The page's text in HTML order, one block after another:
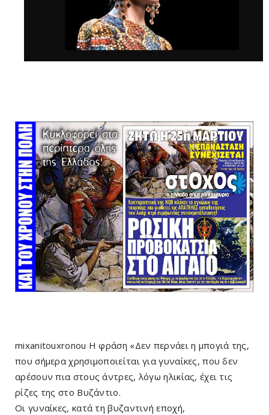
mixanitouxronou Η φράση «Δεν περνάει η μπογιά της,
που σήμερα χρησιμοποιείται για γυναίκες, που δεν
αρέσουν πια στους άντρες, λόγω ηλικίας, έχει τις
ρίζες της στο Βυζάντιο.
Οι γυναίκες, κατά τη βυζαντινή εποχή,